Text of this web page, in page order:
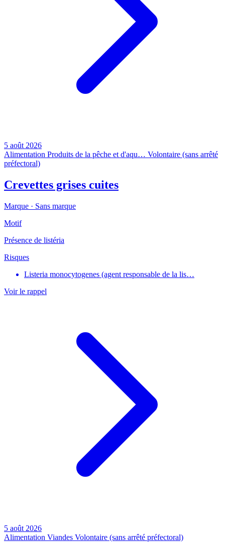
5 août 2026
Alimentation Produits de la pêche et d'aqu… Volontaire (sans arrêté
préfectoral)
Crevettes grises cuites
Marque · Sans marque
Motif
Présence de listéria
Risques
Listeria monocytogenes (agent responsable de la lis…
Voir le rappel
5 août 2026
Alimentation Viandes Volontaire (sans arrêté préfectoral)